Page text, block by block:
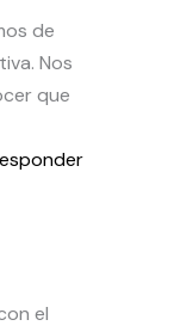
de
Nos
que
el